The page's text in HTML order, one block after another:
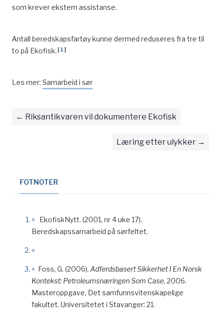
som krever ekstern assistanse.
Antall beredskapsfartøy kunne dermed reduseres fra tre til
to på Ekofisk. [1]
Les mer: Samarbeid i sør
Riksantikvaren vil dokumentere Ekofisk
Læring etter ulykker
FOTNOTER
^
EkofiskNytt. (2001, nr 4 uke 17).
Beredskapssamarbeid på sørfeltet.
^
^ Foss, G. (2006). Adferdsbasert Sikkerhet I En Norsk
Kontekst: Petroleumsnæringen Som Case, 2006.
Masteroppgave, Det samfunnsvitenskapelige
fakultet. Universitetet i Stavanger: 21.